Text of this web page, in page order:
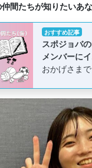
間たちが知りたいあ
おすすめ記事
スポジョバ
メンバーに
おかげさま